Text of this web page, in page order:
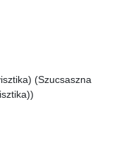
(Szucsaszna